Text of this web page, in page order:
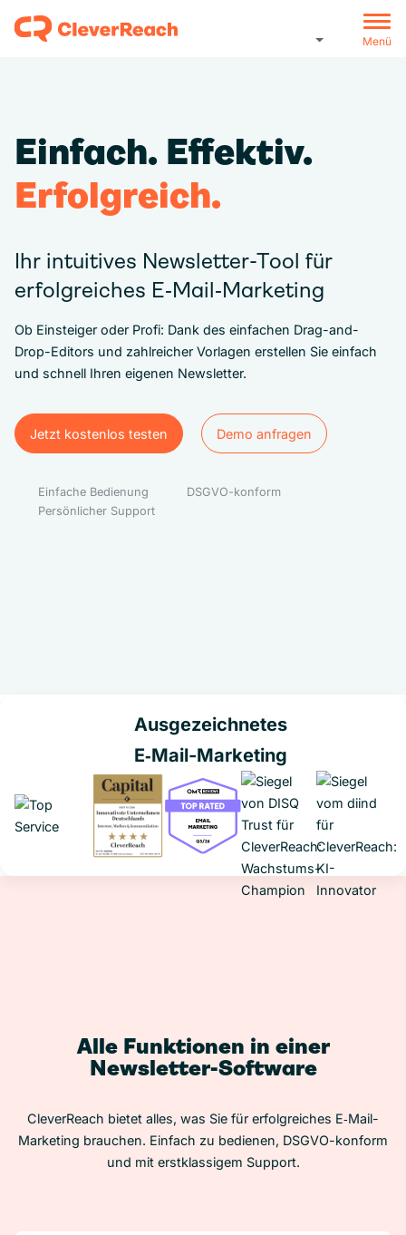
Menü
Einfach. Effektiv.
Erfolgreich.
Ihr intuitives Newsletter-Tool für
erfolgreiches E‑Mail‑Marketing
Ob Einsteiger oder Profi: Dank des einfachen Drag-and-
Drop-Editors und zahlreicher Vorlagen erstellen Sie einfach
und schnell Ihren eigenen Newsletter.
Jetzt kostenlos testen
Jetzt kostenlos testen
Demo anfragen
Demo anfragen
Einfache Bedienung
DSGVO-konform
Persönlicher Support
Ausgezeichnetes
E‑Mail-Marketing
Alle Funktionen in einer
Newsletter-Software
CleverReach bietet alles, was Sie für erfolgreiches E‑Mail-
Marketing brauchen. Einfach zu bedienen, DSGVO-konform
und mit erstklassigem Support.